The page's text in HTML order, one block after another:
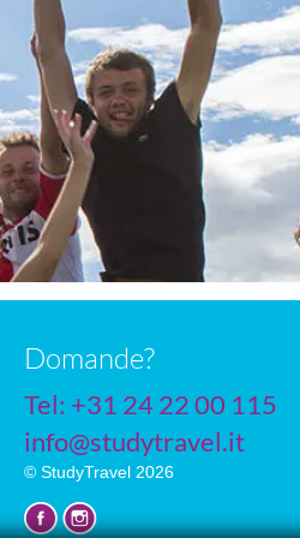
Domande?
Tel: +31 24 22 00 115
info@studytravel.it
© StudyTravel 2026